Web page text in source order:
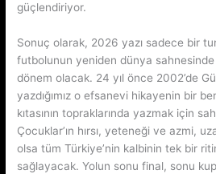
güçlendiriyor.
Sonuç olarak, 2026 yazı sadece bir
futbolunun yeniden dünya sahnesinde
dönem olacak. 24 yıl önce 2002’de
yazdığımız o efsanevi hikayenin bir
kıtasının topraklarında yazmak için
Çocuklar’ın hırsı, yeteneği ve azmi,
olsa tüm Türkiye’nin kalbinin tek bir
sağlayacak. Yolun sonu final, sonu